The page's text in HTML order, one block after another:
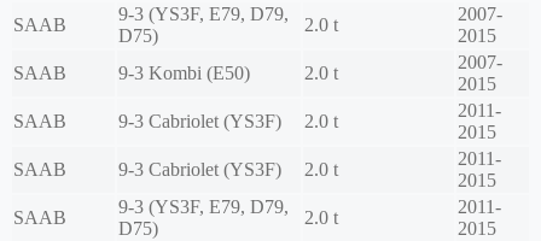
SAAB
9-3 (YS3F, E79, D79,
D75)
2.0 t
2007-
2015
SAAB
9-3 Kombi (E50) 2.0 t
2007-
2015
SAAB
9-3 Cabriolet (YS3F) 2.0 t
2011-
2015
SAAB
9-3 Cabriolet (YS3F) 2.0 t
2011-
2015
SAAB
9-3 (YS3F, E79, D79,
D75)
2.0 t
2011-
2015